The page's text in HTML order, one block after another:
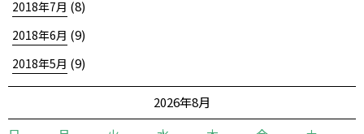
2018年7月 (8)
2018年6月 (9)
2018年5月 (9)
2026年8月